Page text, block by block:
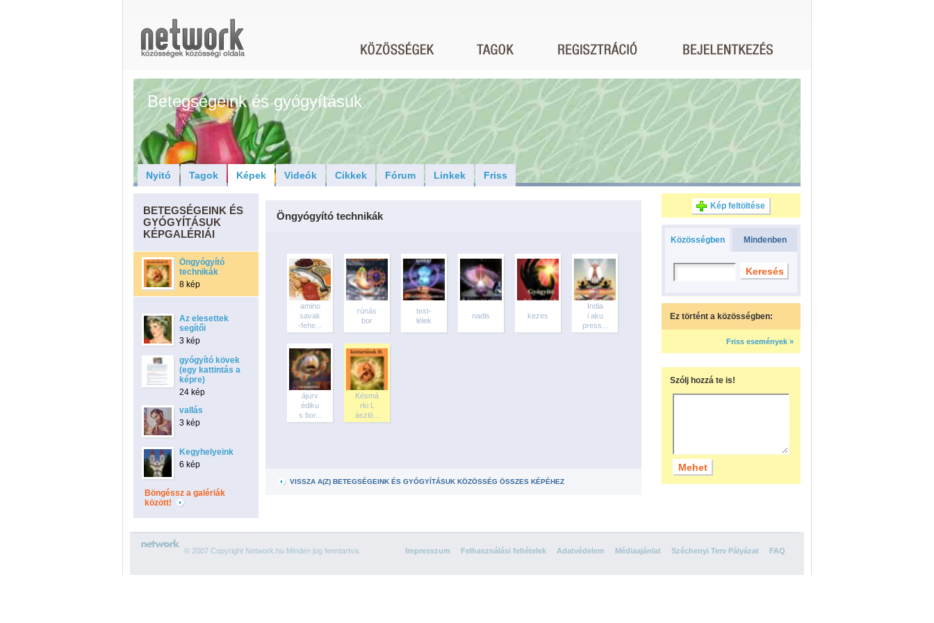
Betegségeink és gyógyításuk
Nyitó Tagok Képek Videók Cikkek Fórum Linkek Friss
BETEGSÉGEINK ÉS
GYÓGYÍTÁSUK
KÉPGALÉRIÁI
Öngyógyító
technikák
8 kép
Az elesettek
segítői
3 kép
gyógyító kövek
(egy kattintás a
képre)
24 kép
vallás
3 kép
Kegyhelyeink
6 kép
Böngéssz a galériák
között!
Öngyógyító technikák
amino
savak
-fehe...
rúnás
bor
test-
lélek
nadis kezes
India
i aku
press...
ájurv
édiku
s bor...
Késmá
rki L
ászló...
VISSZA A(Z) BETEGSÉGEINK ÉS GYÓGYÍTÁSUK KÖZÖSSÉG ÖSSZES KÉPÉHEZ
Kép feltöltése
Közösségben Mindenben
Ez történt a közösségben:
Friss események »
Szólj hozzá te is!
© 2007 Copyright Network.hu Minden jog fenntartva. Impresszum Felhasználási feltételek Adatvédelem Médiaajánlat Széchenyi Terv Pályázat FAQ